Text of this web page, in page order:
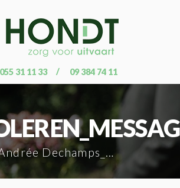
055 31 11 33 09 384 74 11
Dechamps_27276